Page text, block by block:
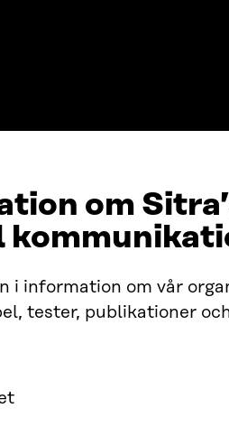
om
i information om vår
tester, publikationer